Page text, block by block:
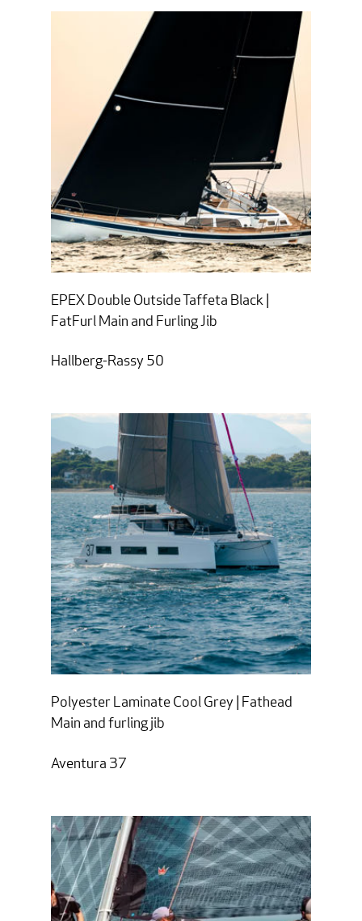
EPEX Double Outside Taffeta Black |
FatFurl Main and Furling Jib
Hallberg-Rassy 50
Polyester Laminate Cool Grey | Fathead
Main and furling jib
Aventura 37